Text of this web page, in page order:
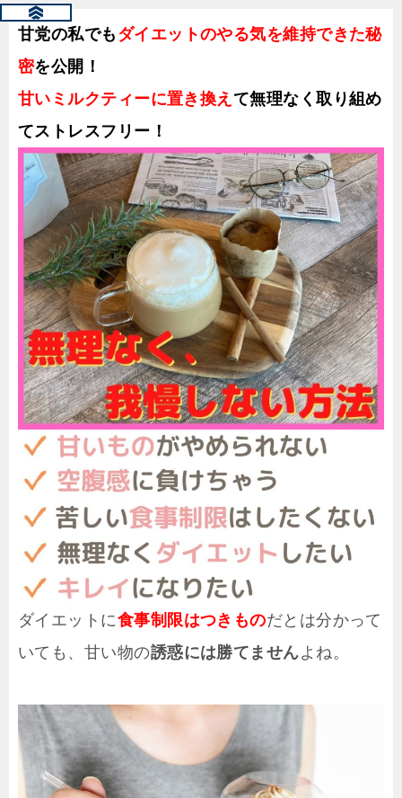
甘党の私でも ダイエットのやる気を維持できた秘
密を公開！
甘いミルクティーに置き換え て無理なく取り組め
てストレスフリー！
ダイエットに食事制限はつきものだとは分かって
いても、甘い物の誘惑には勝てませんよね。